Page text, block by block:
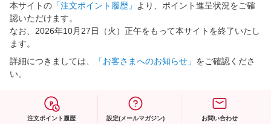
本サイトの 「注文ポイント履歴」
より、ポイント進呈状況をご確
認いただけます。
なお、2026年10月27日（火）正午をもって本サイトを終了いたし
ます。
詳細につきましては、
「お客さまへのお知らせ」 をご確認くださ
い。
注文ポイント履歴 設定(メールマガジン) お問い合わせ